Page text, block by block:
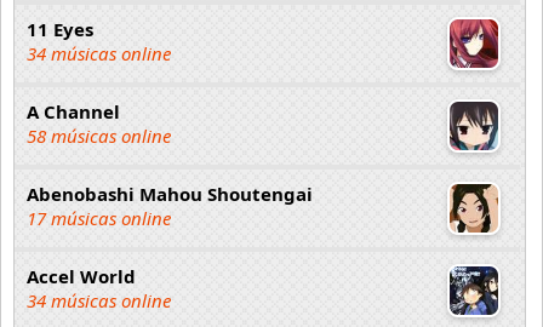
11 Eyes
34 músicas online
A Channel
58 músicas online
Abenobashi Mahou Shoutengai
17 músicas online
Accel World
34 músicas online